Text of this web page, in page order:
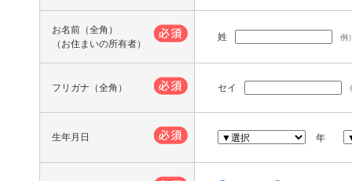
お名前（全角）
（お住まいの所有者）
姓 例
フリガナ（全角） セイ
生年月日 年